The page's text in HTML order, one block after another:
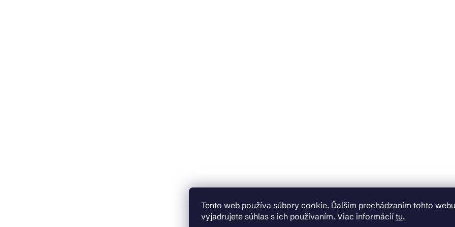
Tento web používa súbory cookie. Ďalším prechádzaním tohto webu
vyjadrujete súhlas s ich používaním. Viac informácií tu.